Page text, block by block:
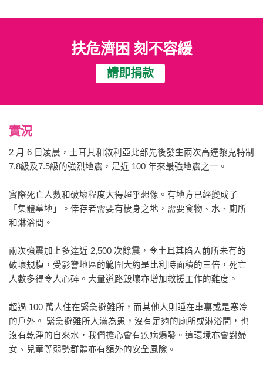
扶危濟困 刻不容緩
請即捐款
實況
2 月 6 日凌晨，土耳其和敘利亞北部先後發生兩次高達黎克特制
7.8級及7.5級的強烈地震，是近 100 年來最強地震之一。
實際死亡人數和破壞程度大得超乎想像。有地方已經變成了
「集體墓地」。倖存者需要有棲身之地，需要食物、水、廁所
和淋浴間。
兩次強震加上多達近 2,500 次餘震，令土耳其陷入前所未有的
破壞規模，受影響地區的範圍大約是比利時面積的三倍，死亡
人數多得令人心碎。大量道路毀壞亦增加救援工作的難度。
超過 100 萬人住在緊急避難所，而其他人則睡在車裏或是寒冷
的戶外。 緊急避難所人滿為患，沒有足夠的廁所或淋浴間，也
沒有乾淨的自來水，我們擔心會有疾病爆發。這環境亦會對婦
女、兒童等弱勢群體亦有額外的安全風險。